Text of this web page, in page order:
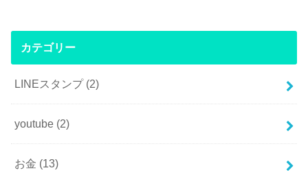
カテゴリー
LINEスタンプ (2)
youtube (2)
お金 (13)